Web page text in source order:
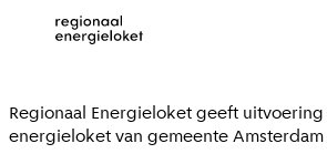
Regionaal Energieloketgeeft uitvoering
energieloket van gemeenteAmsterdam